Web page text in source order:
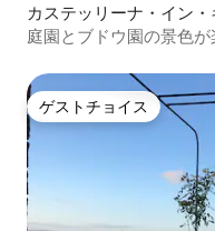
カステッリーナ・イン
庭園とブドウ園の景色
ゲストチョイス
ゲストチョイス